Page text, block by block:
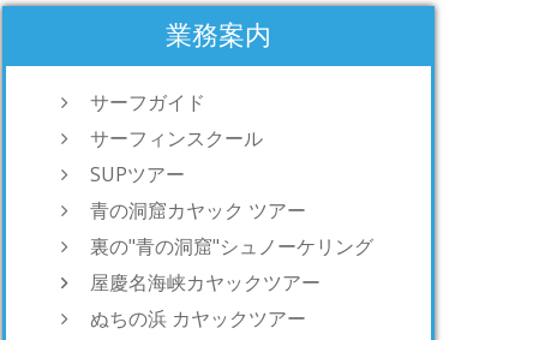
業務案内
サーフガイド
サーフィンスクール
SUPツアー
青の洞窟カヤック ツアー
裏の"青の洞窟"シュノーケリング
屋慶名海峡カヤックツアー
ぬちの浜 カヤックツアー